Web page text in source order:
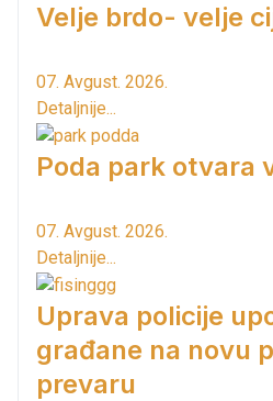
Velje brdo- velje
07. Avgust. 2026.
Detaljnije...
Poda park otvara
07. Avgust. 2026.
Detaljnije...
Uprava policije
građane na novu
prevaru